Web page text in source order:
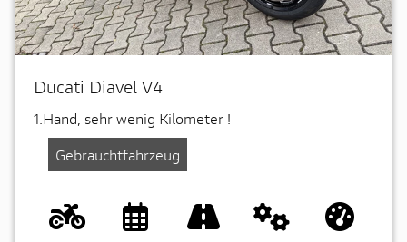
Ducati Diavel V4
1.Hand, sehr wenig Kilometer !
Gebrauchtfahrzeug